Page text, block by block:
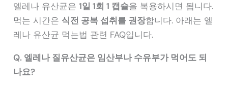
엘레나 유산균은1일 1회 1 캡슐을 복용하시면 됩니다.
먹는 시간은 식전 공복 섭취를 권장합니다. 아래는 엘
레나 유산균 먹는법 관련 FAQ입니다.
Q. 엘레나 질유산균은 임산부나 수유부가 먹어도 되
나요?